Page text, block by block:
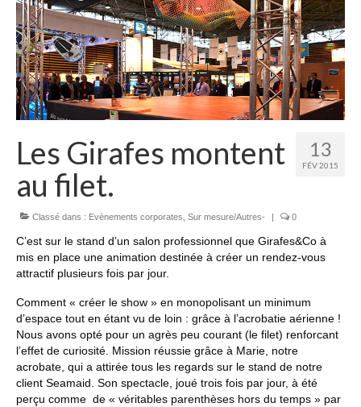
Les Danseuses Bulles
13
FÉV 2015
Les Girafes montent
au filet.
Classé dans : Evènements corporates Sur mesure/Autres- | 0
C’est sur le stand d’un salon professionnel que Girafes&Co à
mis en place une animation destinée à créer un rendez-vous
attractif plusieurs fois par jour.
Comment « créer le show » en monopolisant un minimum
d’espace tout en étant vu de loin : grâce à l’acrobatie aérienne !
Nous avons opté pour un agrès peu courant (le filet) renforcant
l’effet de curiosité. Mission réussie grâce à Marie, notre
acrobate, qui a attirée tous les regards sur le stand de notre
client Seamaid. Son spectacle, joué trois fois par jour, à été
perçu comme de « véritables parenthèses hors du temps » par